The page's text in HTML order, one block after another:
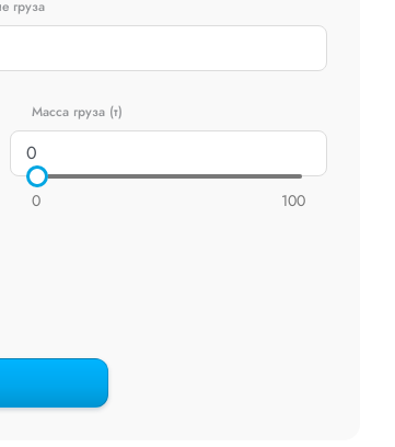
груза
Масса груза (т)
0 100